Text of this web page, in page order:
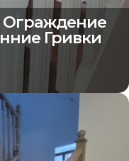
Ограждение
Гривки